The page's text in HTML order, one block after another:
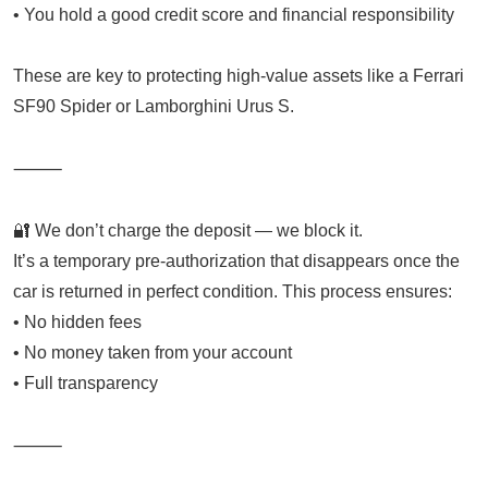
• You hold a good credit score and financial responsibility
These are key to protecting high-value assets like a Ferrari
SF90 Spider or Lamborghini Urus S.
⸻
🔐 We don’t charge the deposit — we block it.
It’s a temporary pre-authorization that disappears once the
car is returned in perfect condition. This process ensures:
• No hidden fees
• No money taken from your account
• Full transparency
⸻